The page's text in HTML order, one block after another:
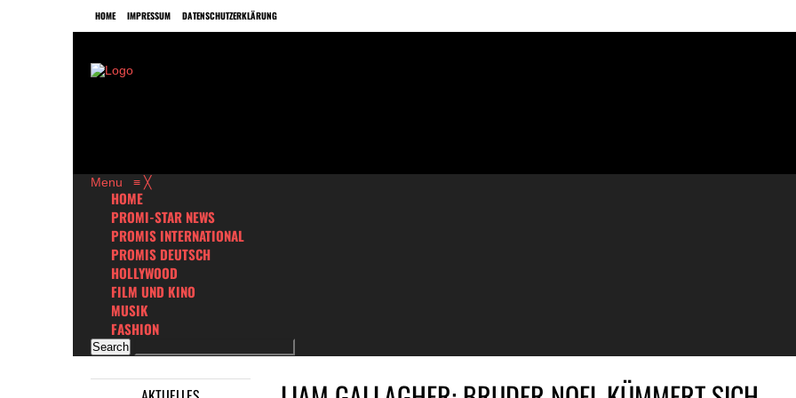
HOME IMPRESSUM DATENSCHUTZERKLÄRUNG
Menu ≡ ╳
HOME
PROMI-STAR NEWS
PROMIS INTERNATIONAL
PROMIS DEUTSCH
HOLLYWOOD
FILM UND KINO
MUSIK
FASHION